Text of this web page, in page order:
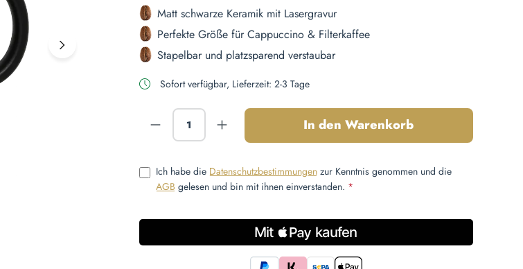
Matt schwarze Keramik mit Lasergravur
Perfekte Größe für Cappuccino & Filterkaffee
Stapelbar und platzsparend verstaubar
Sofort verfügbar, Lieferzeit: 2-3 Tage
Produkt Anzahl: Gib den gewünschten Wert ein
In den Warenkorb
Ich habe die Datenschutzbestimmungenzur Kenntnis genommen und die
AGB gelesen und bin mit ihnen einverstanden. *